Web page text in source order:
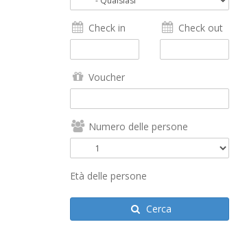
Check in Check out
Voucher
Numero delle persone
Età delle persone
Cerca